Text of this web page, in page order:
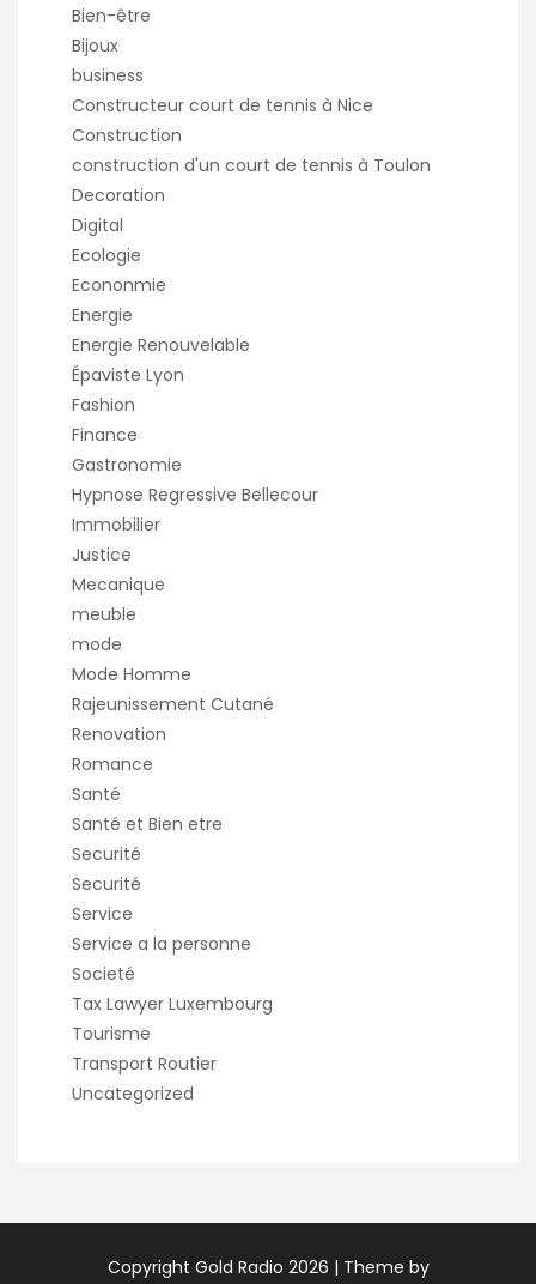
Bien-être
Bijoux
business
Constructeur court de tennis à Nice
Construction
construction d'un court de tennis à Toulon
Decoration
Digital
Ecologie
Econonmie
Energie
Energie Renouvelable
Épaviste Lyon
Fashion
Finance
Gastronomie
Hypnose Regressive Bellecour
Immobilier
Justice
Mecanique
meuble
mode
Mode Homme
Rajeunissement Cutané
Renovation
Romance
Santé
Santé et Bien etre
Securité
Securité
Service
Service a la personne
Societé
Tax Lawyer Luxembourg
Tourisme
Transport Routier
Uncategorized
Copyright Gold Radio 2026 | Theme by